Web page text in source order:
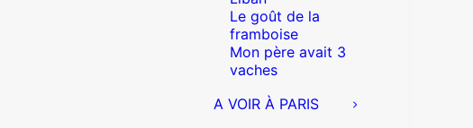
Le goût de la
framboise
Mon père avait 3
vaches
A VOIR À PARIS